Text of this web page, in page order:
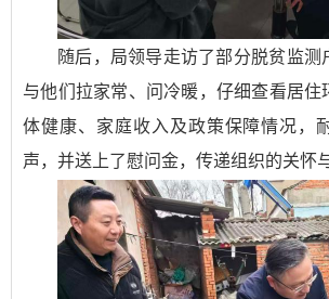
随后，局领导走访了部分脱贫监测
与他们拉家常、问冷暖，仔细查看居住
体健康、家庭收入及政策保障情况，
声，并送上了慰问金，传递组织的关怀